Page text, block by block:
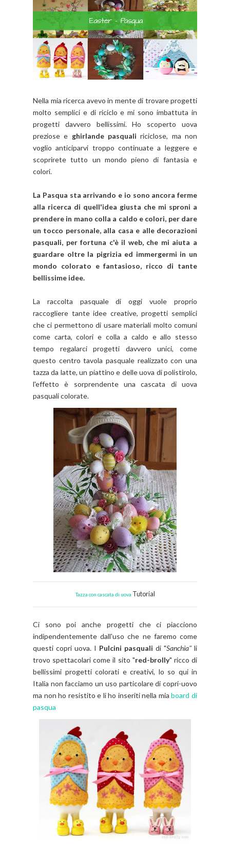
Nella mia ricerca avevo in mente di trovare progetti
molto semplici e di riciclo e mi sono imbattuta in
progetti davvero bellissimi. Ho scoperto uova
preziose e ghirlande pasquali riciclose, ma non
voglio anticiparvi troppo continuate a leggere e
scoprirete tutto un mondo pieno di fantasia e
colori.
La Pasqua sta arrivando e io sono ancora ferme
alla ricerca di quell'idea giusta che mi sproni a
prendere in mano colla a caldo e colori, per dare
un tocco personale, alla casa e alle decorazioni
pasquali, per fortuna c'è il web, che mi aiuta a
guardare oltre la pigrizia ed immergermi in un
mondo colorato e fantasioso, ricco di tante
bellissime idee.
La raccolta pasquale di oggi vuole proprio
raccogliere tante idee creative, progetti semplici
che ci permettono di usare materiali molto comuni
come carta, colori e colla a caldo e allo stesso
tempo regalarci progetti davvero unici, come
questo centro tavola pasquale realizzato con una
tazza da latte, un piattino e delle uova di polistirolo,
l'effetto è sorprendente una cascata di uova
pasquali colorate.
Tazza con cascata di uova Tutorial
Ci sono poi anche progetti che ci piacciono
indipendentemente dall'uso che ne faremo come
questi copri uova. I Pulcini pasquali di "Sanchia" li
trovo spettacolari come il sito "red-brolly" ricco di
bellissimi progetti colorati e creativi, lo so qui in
Italia non facciamo un uso particolare di copri-uovo
ma non ho resistito e li ho inseriti nella miaboard di
pasqua